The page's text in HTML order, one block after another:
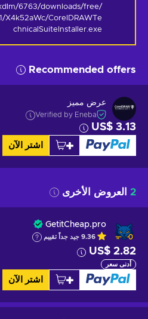
6763/downloads/free/
X4k52aWc/CorelDRAWTe
chnicalSuiteInstaller.exe
Recommended offers
عرض مميز
Verified by Eneba
US$ 3.13
اشتر الآن
2 العروض الأخرى
GetitCheap.pro
9.36 جيد جداً تقييم
US$ 2.82
أدنى سعر
اشتر الآن